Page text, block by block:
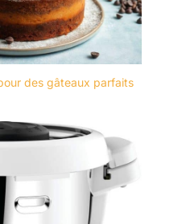
des gâteaux parfaits